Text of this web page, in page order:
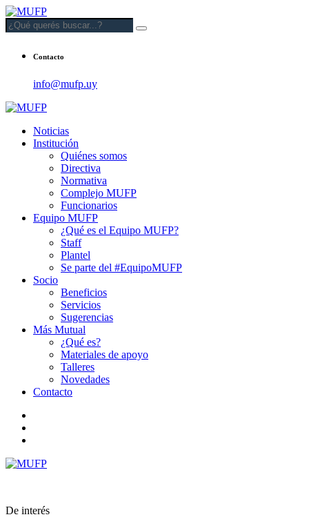
Contacto
info@mufp.uy
Noticias
Institución
Quiénes somos
Directiva
Normativa
Complejo MUFP
Funcionarios
Equipo MUFP
¿Qué es el Equipo MUFP?
Staff
Plantel
Se parte del #EquipoMUFP
Socio
Beneficios
Servicios
Sugerencias
Más Mutual
¿Qué es?
Materiales de apoyo
Talleres
Novedades
Contacto
De interés